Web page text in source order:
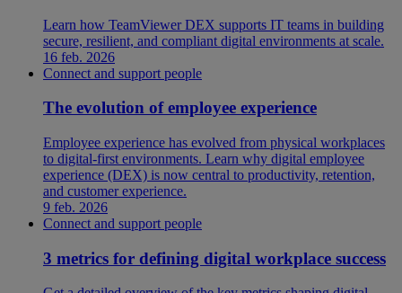
Learn how TeamViewer DEX supports IT teams in building
secure, resilient, and compliant digital environments at scale.
16 feb. 2026
Connect and support people
The evolution of employee experience
Employee experience has evolved from physical workplaces
to digital-first environments. Learn why digital employee
experience (DEX) is now central to productivity, retention,
and customer experience.
9 feb. 2026
Connect and support people
3 metrics for defining digital workplace success